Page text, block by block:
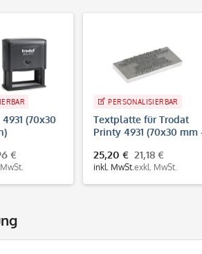
(70x30
€
PERSONALISIERBAR
Textplatte für Trodat
Printy 4931 (70x30 mm
25,20 €
inkl. MwSt.
21,18 €
exkl. MwSt.